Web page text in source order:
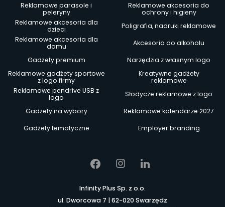
Reklamowe parasole i
peleryny
Reklamowe akcesoria do
ochrony i higieny
Reklamowe akcesoria dla
dzieci
Poligrafia, nadruki reklamowe
Reklamowe akcesoria dla
domu
Akcesoria do alkoholu
Gadżety premium
Narzędzia z własnym logo
Reklamowe gadżety sportowe
z logo firmy
Kreatywne gadżety
reklamowe
Reklamowe pendrive USB z
logo
Słodycze reklamowe z logo
Gadżety na wybory
Reklamowe kalendarze 2027
Gadżety tematyczne
Employer branding
Infinity Plus Sp. z o.o.
ul. Dworcowa 7 | 62-020 Swarzędz